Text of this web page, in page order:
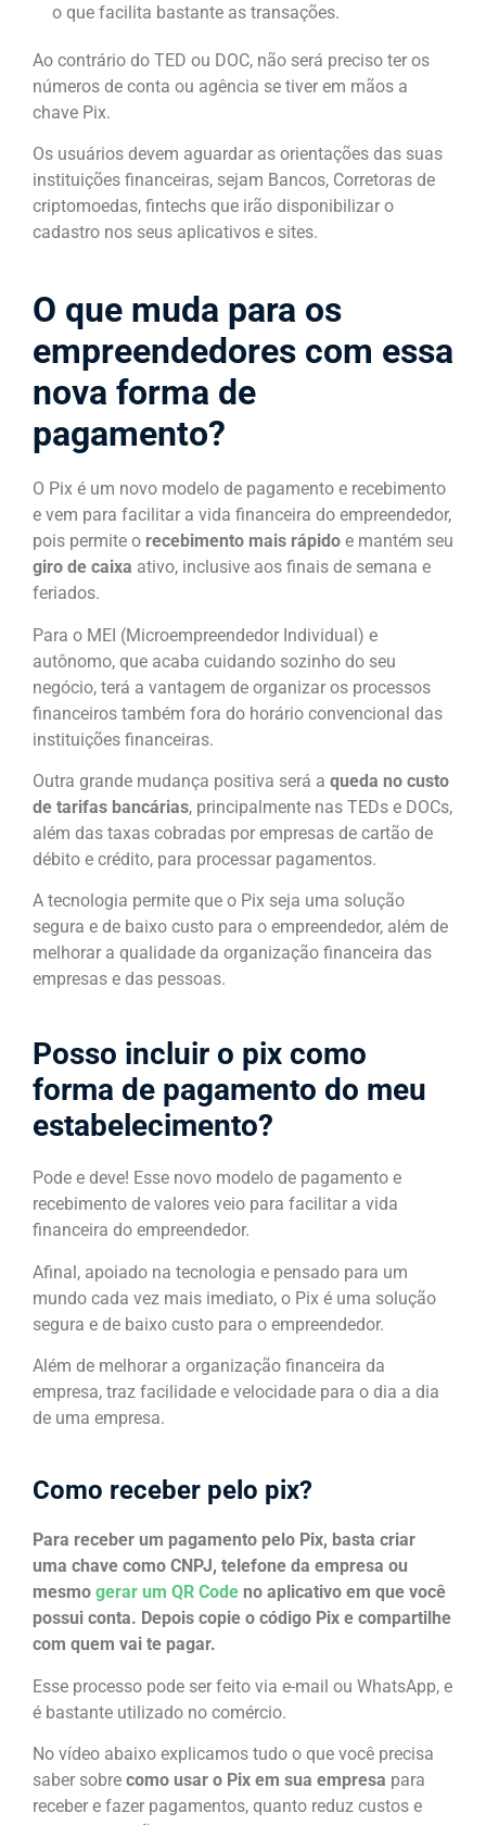
o que facilita bastante as transações.
Ao contrário do TED ou DOC, não será preciso ter os
números de conta ou agência se tiver em mãos a
chave Pix.
Os usuários devem aguardar as orientações das suas
instituições financeiras, sejam Bancos, Corretoras de
criptomoedas, fintechs que irão disponibilizar o
cadastro nos seus aplicativos e sites.
O que muda para os
empreendedores com essa
nova forma de
pagamento?
O Pix é um novo modelo de pagamento e recebimento
e vem para facilitar a vida financeira do empreendedor,
pois permite o recebimento mais rápido e mantém seu
giro de caixa ativo, inclusive aos finais de semana e
feriados.
Para o MEI (Microempreendedor Individual) e
autônomo, que acaba cuidando sozinho do seu
negócio, terá a vantagem de organizar os processos
financeiros também fora do horário convencional das
instituições financeiras.
Outra grande mudança positiva será a queda no custo
de tarifas bancárias, principalmente nas TEDs e DOCs,
além das taxas cobradas por empresas de cartão de
débito e crédito, para processar pagamentos.
A tecnologia permite que o Pix seja uma solução
segura e de baixo custo para o empreendedor, além de
melhorar a qualidade da organização financeira das
empresas e das pessoas.
Posso incluir o pix como
forma de pagamento do meu
estabelecimento?
Pode e deve! Esse novo modelo de pagamento e
recebimento de valores veio para facilitar a vida
financeira do empreendedor.
Afinal, apoiado na tecnologia e pensado para um
mundo cada vez mais imediato, o Pix é uma solução
segura e de baixo custo para o empreendedor.
Além de melhorar a organização financeira da
empresa, traz facilidade e velocidade para o dia a dia
de uma empresa.
Como receber pelo pix?
Para receber um pagamento pelo Pix, basta criar
uma chave como CNPJ, telefone da empresa ou
mesmo gerar um QR Code no aplicativo em que você
possui conta. Depois copie o código Pix e compartilhe
com quem vai te pagar.
Esse processo pode ser feito via e-mail ou WhatsApp, e
é bastante utilizado no comércio.
No vídeo abaixo explicamos tudo o que você precisa
saber sobre como usar o Pix em sua empresa para
receber e fazer pagamentos, quanto reduz custos e